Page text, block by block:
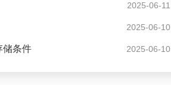
2025-06-11
2025-06-10
储条件 2025-06-10